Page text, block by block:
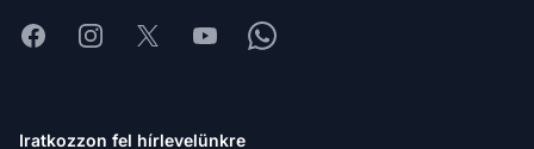
FacebookInstagram
X YoutubeWhatsapp
Iratkozzon fel hírlevelünkre